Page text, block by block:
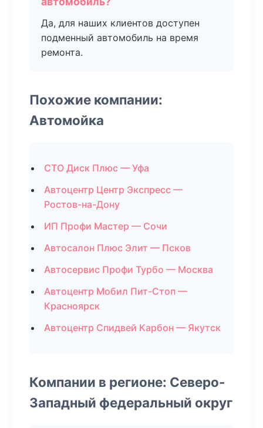
Да, для наших клиентов доступен
подменный автомобиль на время
ремонта.
Похожие компании:
Автомойка
СТО Диск Плюс — Уфа
Автоцентр Центр Экспресс —
Ростов-на-Дону
ИП Профи Мастер — Сочи
Автосалон Плюс Элит — Псков
Автосервис Профи Турбо — Москва
Автоцентр Мобил Пит-Стоп —
Красноярск
Автоцентр Спидвей Карбон — Якутск
Компании в регионе: Северо-
Западный федеральный округ